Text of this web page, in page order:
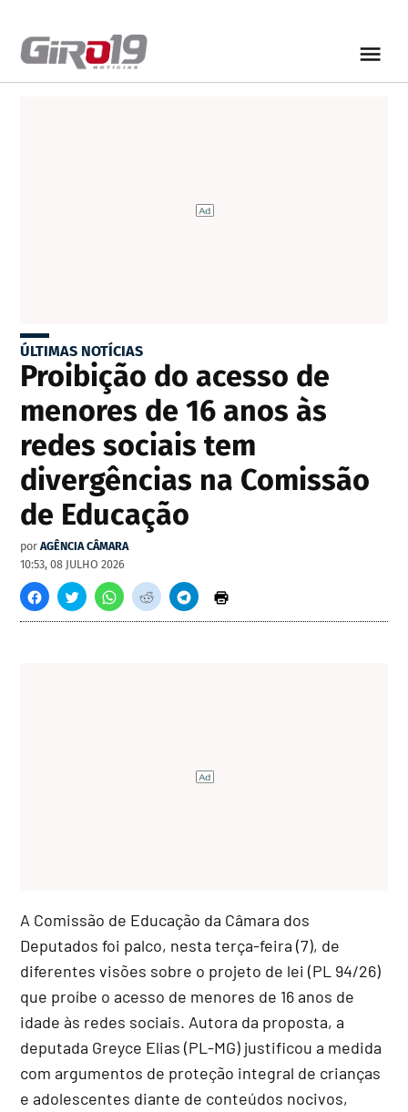
ÚLTIMAS NOTÍCIAS
Proibição do acesso de
menores de 16 anos às
redes sociais tem
divergências na Comissão
de Educação
por AGÊNCIA CÂMARA
10:53, 08 JULHO 2026
A Comissão de Educação da Câmara dos
Deputados foi palco, nesta terça-feira (7), de
diferentes visões sobre o projeto de lei (PL 94/26)
que proíbe o acesso de menores de 16 anos de
idade às redes sociais. Autora da proposta, a
deputada Greyce Elias (PL-MG) justificou a medida
com argumentos de proteção integral de crianças
e adolescentes diante de conteúdos nocivos,